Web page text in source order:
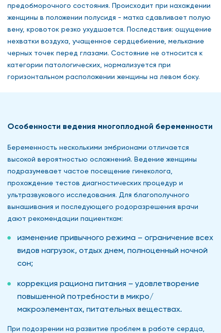
предобморочного состояния. Происходит при нахождении
женщины в положении полусидя - матка сдавливает полую
вену, кровоток резко ухудшается. Последствия: ощущение
нехватки воздуха, учащенное сердцебиение, мелькание
черных точек перед глазами. Состояние не относится к
категории патологических, нормализуется при
горизонтальном расположении женщины на левом боку.
Особенности ведения многоплодной беременности
Беременность несколькими эмбрионами отличается
высокой вероятностью осложнений. Ведение женщины
подразумевает частое посещение гинеколога,
прохождение тестов диагностических процедур и
ультразвукового исследования. Для благополучного
вынашивания и последующего родоразрешения врачи
дают рекомендации пациенткам:
изменение привычного режима – ограничение всех
видов нагрузок, отдых днем, полноценный ночной
сон;
коррекция рациона питания – удовлетворение
повышенной потребности в микро/
макроэлементах, питательных веществах.
При подозрении на развитие проблем в работе сердца,